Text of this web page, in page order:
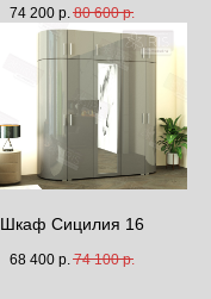
74 200 р. 80 600 р.
Шкаф Сицилия 16
68 400 р. 74 100 р.